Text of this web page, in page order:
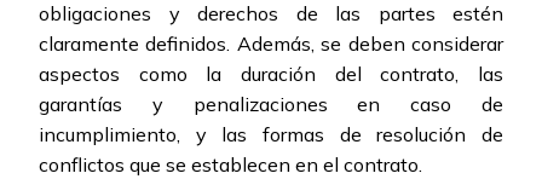
obligaciones y derechos de las partes estén
claramente definidos. Además, se deben considerar
aspectos como la duración del contrato, las
garantías y penalizaciones en caso de
incumplimiento, y las formas de resolución de
conflictos que se establecen en el contrato.